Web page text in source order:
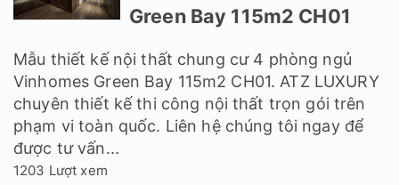
Green Bay 115m2 CH01
Mẫu thiết kế nội thất chung cư 4 phòng ngủ
Vinhomes Green Bay 115m2 CH01. ATZ LUXURY
chuyên thiết kế thi công nội thất trọn gói trên
phạm vi toàn quốc. Liên hệ chúng tôi ngay để
được tư vấn...
1203 Lượt xem